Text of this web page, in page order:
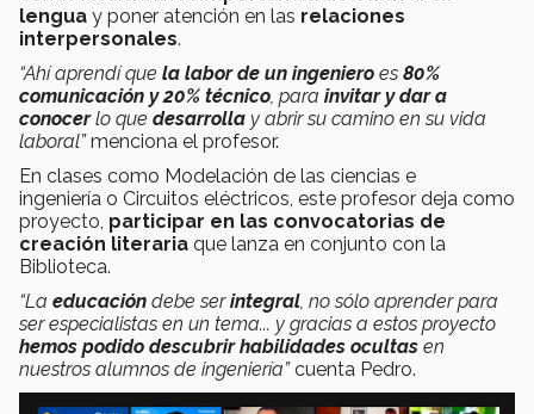
lengua y poner atención en las relaciones
interpersonales.
“Ahí aprendí que la labor de un ingeniero es 80%
comunicación y 20% técnico , para invitar y dar a
conocerlo que desarrolla y abrir su camino en su vida
laboral”menciona el profesor.
En clases como Modelación de las ciencias e
ingeniería o Circuitos eléctricos, este profesor deja como
proyecto, participar en las convocatorias de
creación literaria que lanza en conjunto con la
Biblioteca.
“La educación debe serintegral , no sólo aprender para
ser especialistas en un tema... y gracias a estos proyecto
hemos podido descubrir habilidades ocultas en
nuestros alumnos de ingeniería”cuenta Pedro.